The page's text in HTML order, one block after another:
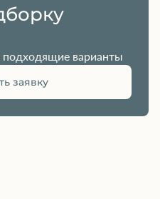
варианты
заявку